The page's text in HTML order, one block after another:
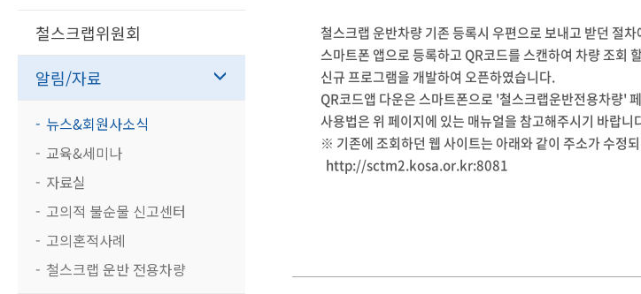
철스크랩위원회
알림/자료
뉴스&회원사소식
교육&세미나
자료실
고의적 불순물 신고센터
고의혼적사례
철스크랩 운반 전용차량
철스크랩 운반차량 기존 등록시 우편으로 보내고 받던 절차
스마트폰 앱으로 등록하고 QR코드를 스캔하여 차량 조회
신규 프로그램을 개발하여 오픈하였습니다.
QR코드앱 다운은 스마트폰으로 '철스크랩운반전용차량'
사용법은 위 페이지에 있는 매뉴얼을 참고해주시기 바랍니
※ 기존에 조회하던 웹 사이트는 아래와 같이 주소가 수정
http://sctm2.kosa.or.kr:8081